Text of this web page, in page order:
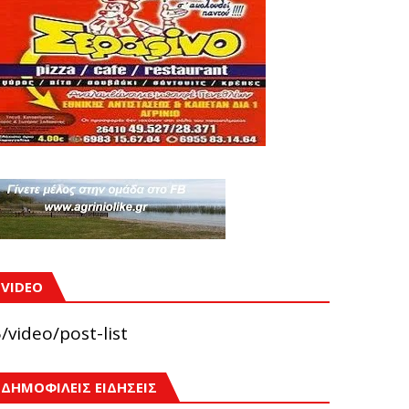
VIDEO
video/post-list
ΔΗΜΟΦΙΛΕΙΣ ΕΙΔΗΣΕΙΣ